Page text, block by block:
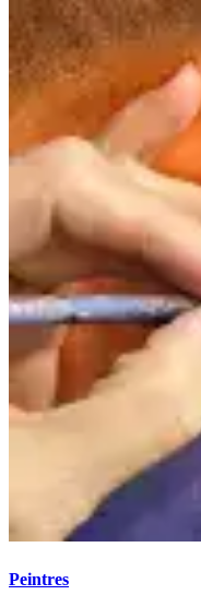
Peintres